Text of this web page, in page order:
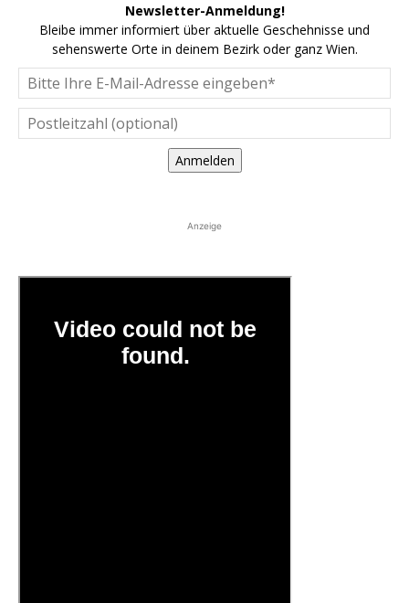
Newsletter-Anmeldung!
Bleibe immer informiert über aktuelle Geschehnisse und
sehenswerte Orte in deinem Bezirk oder ganz Wien.
Anmelden
Anzeige